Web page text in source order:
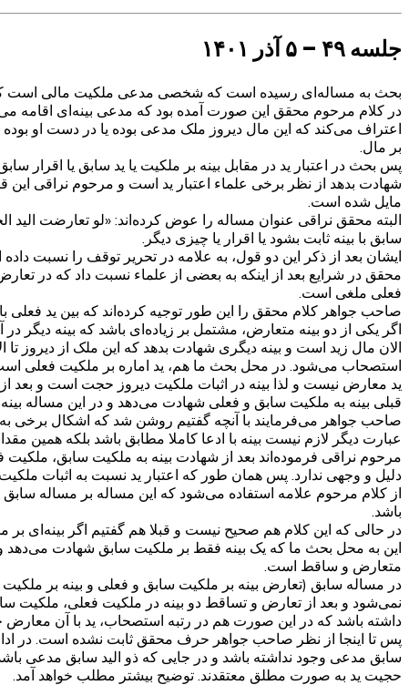
جلسه ۴۹ – ۵ آذر ۱۴۰۱
بحث به مساله‌ای رسیده است که شخصی مدعی ملکیت مالی است که در
در کلام مرحوم محقق این صورت آمده بود که مدعی بینه‌ای اقامه
اعتراف می‌کند که این مال دیروز ملک مدعی بوده یا در دست او
بر مال.
پس بحث در اعتبار ید در مقابل بینه بر ملکیت یا ید سابق یا اقرار
شهادت بدهد از نظر برخی علماء اعتبار ید است و مرحوم نراقی
مایل شده است.
البته محقق نراقی عنوان مساله را عوض کرده‌اند: «لو تعارضت اليد
سابق با بینه ثابت بشود یا اقرار یا چیزی دیگر.
ایشان بعد از ذکر این دو قول، به علامه در تحریر توقف را
محقق در شرایع بعد از اینکه به بعضی از علماء نسبت داد که در
فعلی ملغی است.
صاحب جواهر کلام محقق را این طور توجیه کرده‌اند که بین ید
اگر یکی از دو بینه متعارض، مشتمل بر زیاده‌ای باشد که بینه دیگر
الان مال زید است و بینه دیگری شهادت بدهد که این ملک از دیروز
استصحاب می‌شود. در محل بحث ما هم، ید اماره بر ملکیت فعلی
ید معارض نیست و لذا بینه در اثبات ملکیت دیروز حجت است و
قبلی بینه به ملکیت سابق و فعلی شهادت می‌دهد و در این مساله
صاحب جواهر می‌فرمایند با آنچه گفتیم روشن شد که اشکال برخی
عبارت دیگر لازم نیست بینه با ادعا کاملا مطابق باشد بلکه
مرحوم نراقی فرموده‌اند بعد از شهادت بینه به ملکیت سابق،
دلیل و وجهی ندارد. پس همان طور که اعتبار ید نسبت به اثبات
از کلام مرحوم علامه استفاده می‌شود که این مساله بر مساله
باشد.
در حالی که این کلام هم صحیح نیست و قبلا هم گفتیم اگر بینه‌ای
این به محل بحث ما که یک بینه فقط بر ملکیت سابق شهادت
متعارض و ساقط است.
در مساله سابق (تعارض بینه بر ملکیت سابق و فعلی و بینه بر
نمی‌شود و بعد از تعارض و تساقط دو بینه در ملکیت فعلی،
داشته باشد که در این صورت هم در رتبه استصحاب، ید با آن معارض
پس تا اینجا از نظر صاحب جواهر حرف محقق ثابت نشده است. در
سابق مدعی وجود نداشته باشد و در جایی که ذو الید سابق مدعی
حجیت ید به صورت مطلق معتقدند. توضیح بیشتر مطلب خواهد آمد.